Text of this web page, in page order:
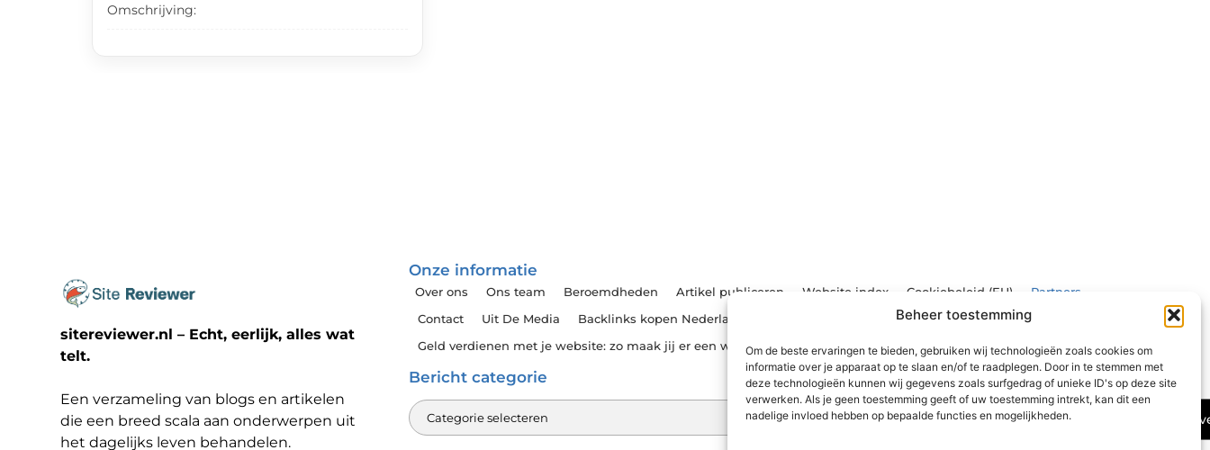
Beheer toestemming
Om de beste ervaringen te bieden, gebruiken wij technologieën zoals cookies om
informatie over je apparaat op te slaan en/of te raadplegen. Door in te stemmen met
deze technologieën kunnen wij gegevens zoals surfgedrag of unieke ID's op deze site
verwerken. Als je geen toestemming geeft of uw toestemming intrekt, kan dit een
nadelige invloed hebben op bepaalde functies en mogelijkheden.
Ga Naar
Omschrijving:
sitereviewer.nl – Echt, eerlijk, alles wat
telt.
Een verzameling van blogs en artikelen
die een breed scala aan onderwerpen uit
het dagelijks leven behandelen.
Onze informatie
Over ons Ons team Beroemdheden Artikel publiceren Website index Cookiebeleid (EU)
Partners
Contact
Uit De Media
Backlinks kopen Nederland: wat jij moet weten voordat je die stap zet
Geld verdienen met je website: zo maak jij er een winstmachine van
Bericht categorie